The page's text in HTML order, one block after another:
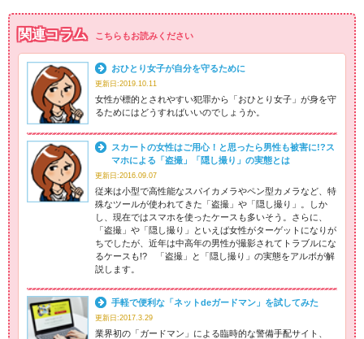
関連コラム こちらもお読みください
おひとり女子が自分を守るために
更新日:2019.10.11
女性が標的とされやすい犯罪から「おひとり女子」が身を守
るためにはどうすればいいのでしょうか。
スカートの女性はご用心！と思ったら男性も被害に!?ス
マホによる「盗撮」「隠し撮り」の実態とは
更新日:2016.09.07
従来は小型で高性能なスパイカメラやペン型カメラなど、特
殊なツールが使われてきた「盗撮」や「隠し撮り」。しか
し、現在ではスマホを使ったケースも多いそう。さらに、
「盗撮」や「隠し撮り」といえば女性がターゲットになりが
ちでしたが、近年は中高年の男性が撮影されてトラブルにな
るケースも!? 「盗撮」と「隠し撮り」の実態をアルボが解
説します。
手軽で便利な「ネットdeガードマン」を試してみた
更新日:2017.3.29
業界初の「ガードマン」による臨時的な警備手配サイト、